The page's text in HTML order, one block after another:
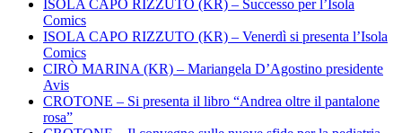
ISOLA CAPO RIZZUTO (KR) – Successo per l’Isola
Comics
ISOLA CAPO RIZZUTO (KR) – Venerdì si presenta l’Isola
Comics
CIRÒ MARINA (KR) – Mariangela D’Agostino presidente
Avis
CROTONE – Si presenta il libro “Andrea oltre il pantalone
rosa”